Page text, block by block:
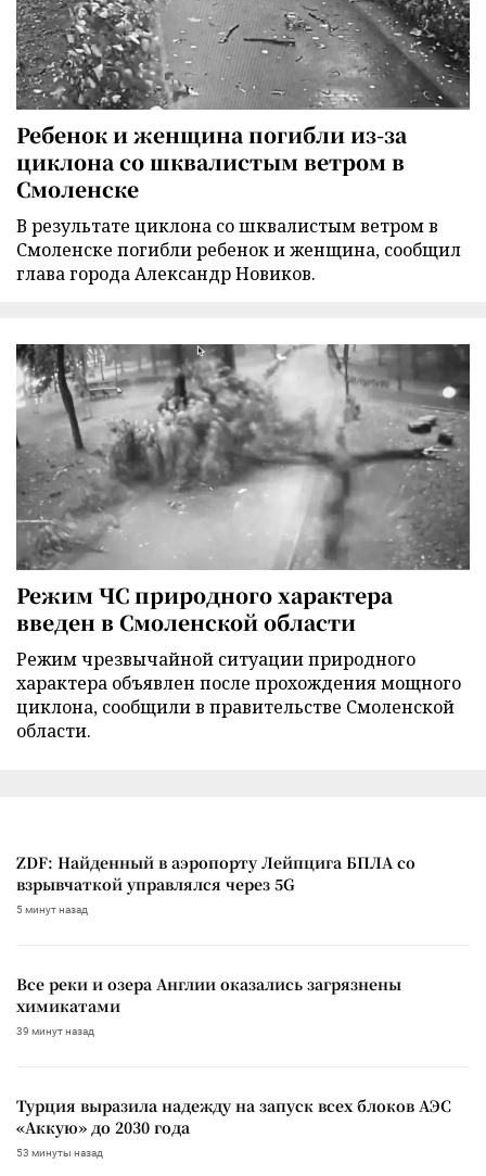
Ребенок и женщина погибли из-за
циклона со шквалистым ветром в
Смоленске
В результате циклона со шквалистым ветром в
Смоленске погибли ребенок и женщина, сообщил
глава города Александр Новиков.
Режим ЧС природного характера
введен в Смоленской области
Режим чрезвычайной ситуации природного
характера объявлен после прохождения мощного
циклона, сообщили в правительстве Смоленской
области.
ZDF: Найденный в аэропорту Лейпцига БПЛА со
взрывчаткой управлялся через 5G
5 минут назад
Все реки и озера Англии оказались загрязнены
химикатами
39 минут назад
Турция выразила надежду на запуск всех блоков АЭС
«Аккую» до 2030 года
53 минуты назад